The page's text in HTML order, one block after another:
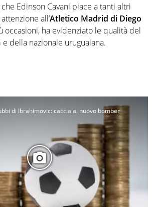
Edinson Cavani piace a tanti altri
all’Atletico Madrid di Diego
occasioni, ha evidenziato le qualità del
della nazionale uruguaiana.
di Ibrahimovic: caccia al nuovo bomber